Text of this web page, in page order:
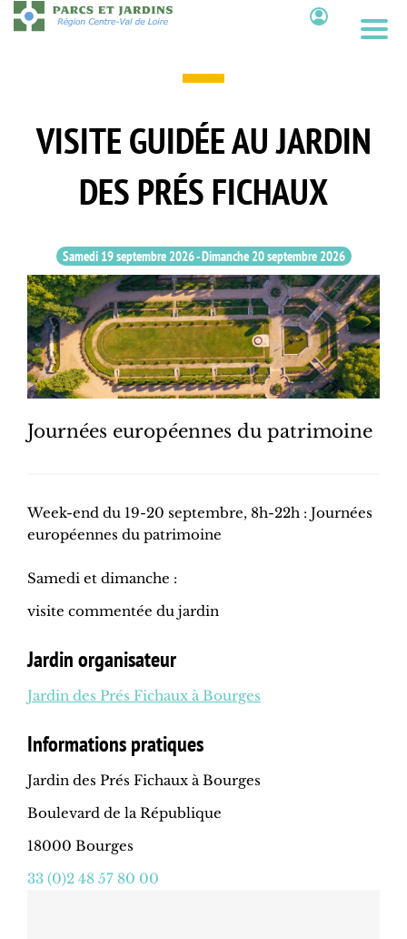
Aller
au
VISITE GUIDÉE AU JARDIN
DES PRÉS FICHAUX
Samedi 19 septembre 2026-Dimanche 20 septembre 2026
Journées européennes du patrimoine
Week-end du 19-20 septembre, 8h-22h : Journées
européennes du patrimoine
Samedi et dimanche :
visite commentée du jardin
Jardin organisateur
Jardin des Prés Fichaux à Bourges
Informations pratiques
Jardin des Prés Fichaux à Bourges
Boulevard de la République
18000 Bourges
33 (0)2 48 57 80 00